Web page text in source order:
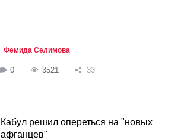
Фемида Селимова
0 3521 33
Кабул решил опереться на "новых
афганцев"